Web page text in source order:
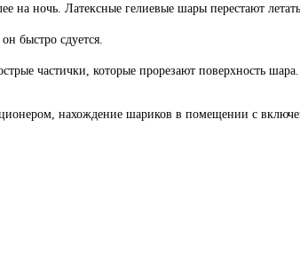
на ночь. Латексные гелиевые шары перестают
быстро сдуется.
частички, которые прорезают поверхность шара.
нахождение шариков в помещении с